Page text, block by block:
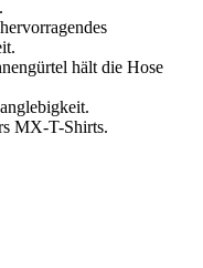
hält die Hose
MX-T-Shirts.